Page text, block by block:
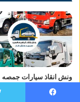
ونش انقاذ سيارات جمصه